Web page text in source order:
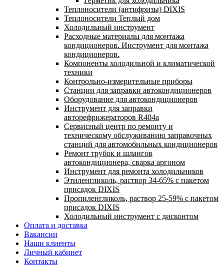
Теплоносители (антифризы) DIXIS
Теплоносители Теплый дом
Холодильный инструмент
Расходные материалы для монтажа
кондиционеров. Инструмент для монтажа
кондиционеров.
Компоненты холодильной и климатической
техники
Контрольно-измерительные приборы
Станции для заправки автокондиционеров
Оборудование для автокондиционеров
Инструмент для заправки
авторефрижераторов R404a
Сервисный центр по ремонту и
техническому обслуживанию заправочных
станций для автомобильных кондиционеров
Ремонт трубок и шлангов
автокондиционера, сварка аргоном
Инструмент для ремонта холодильников
Этиленгликоль, раствор 34-65% с пакетом
присадок DIXIS
Пропиленгликоль, раствор 25-59% с пакетом
присадок DIXIS
Холодильный инструмент с дисконтом
Оплата и доставка
Вакансии
Наши клиенты
Личный кабинет
Контакты